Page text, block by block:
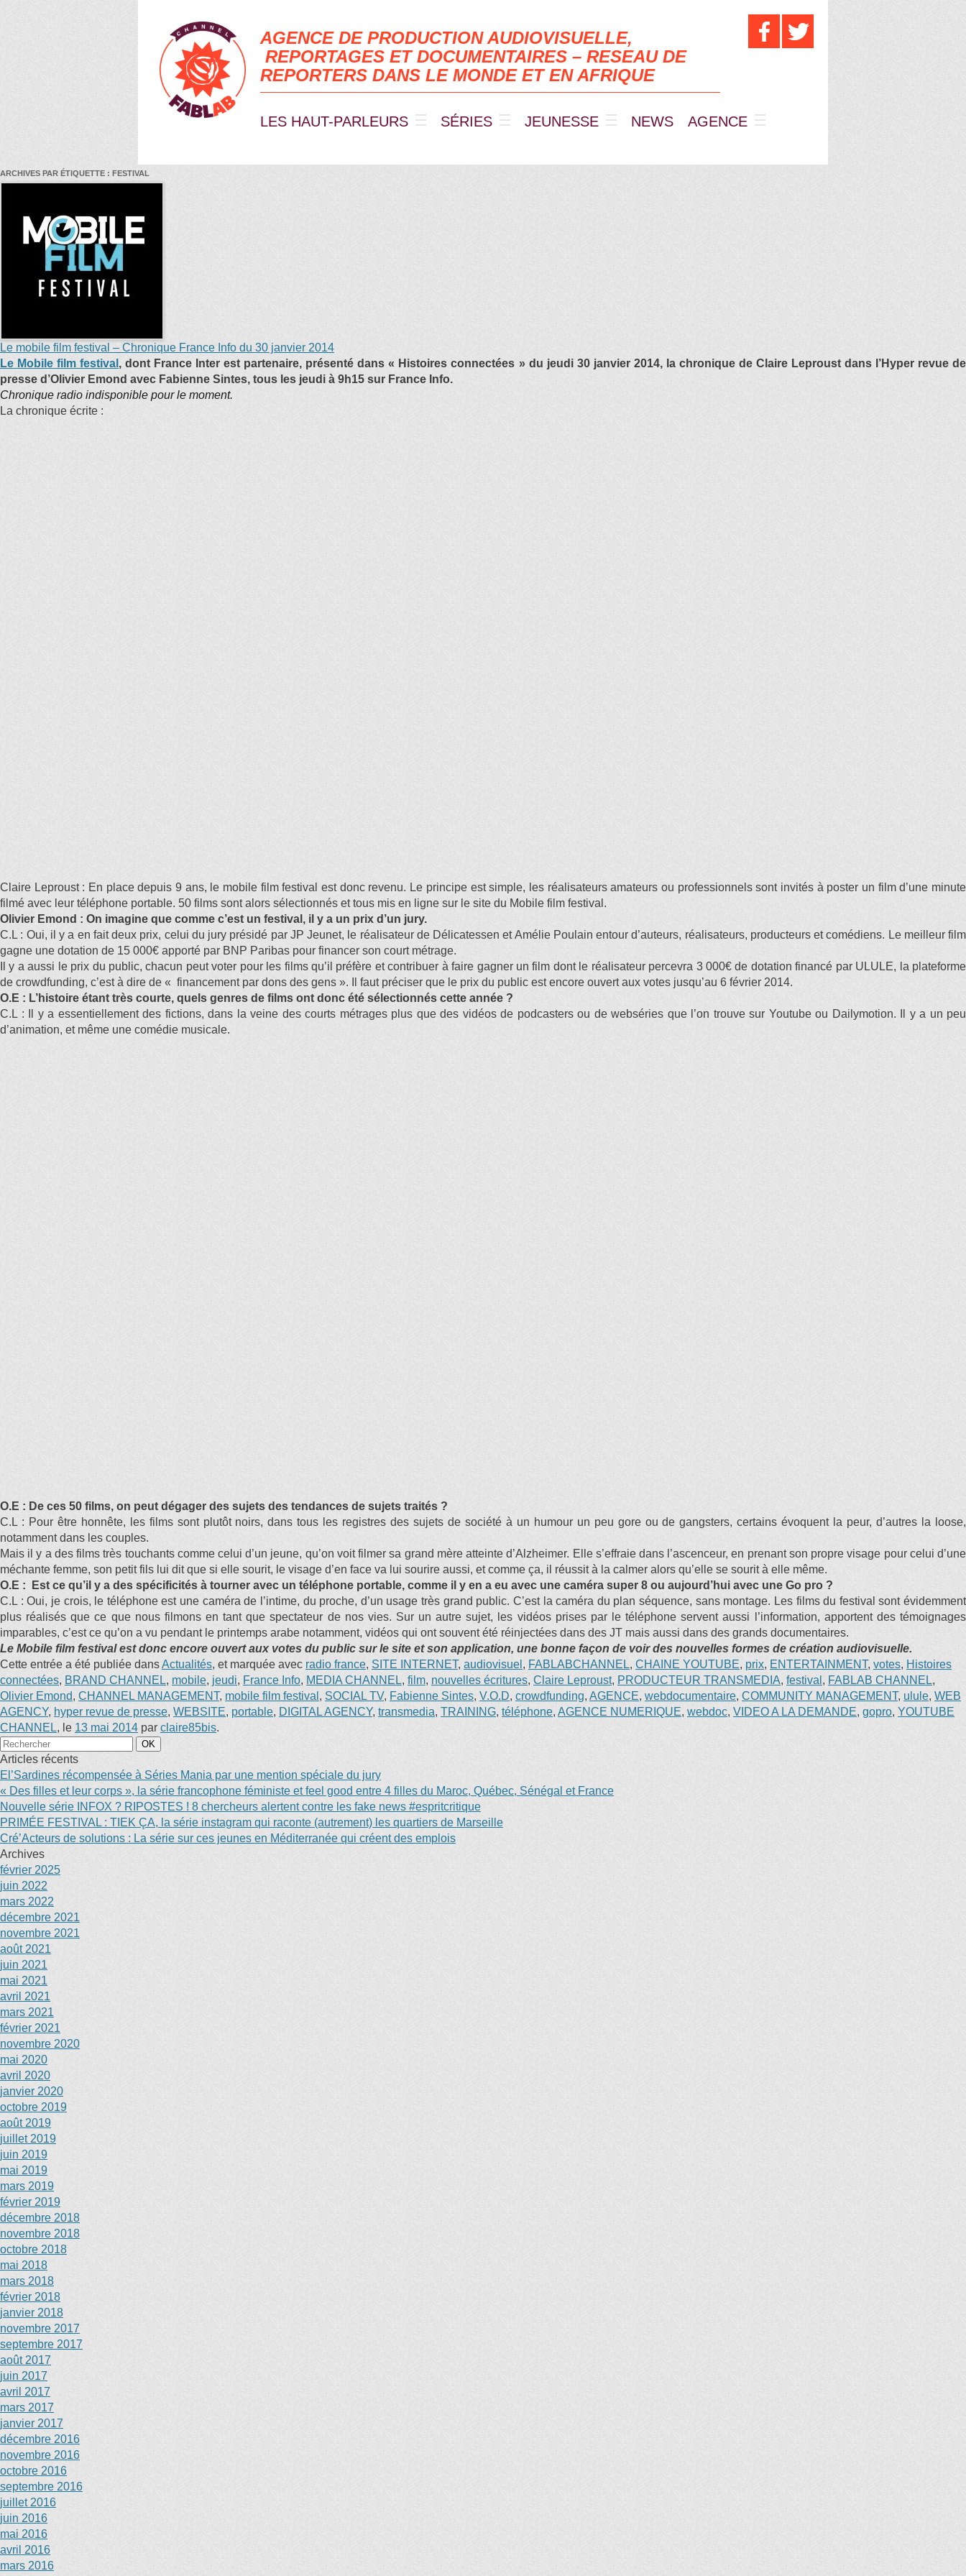
AGENCE DE PRODUCTION AUDIOVISUELLE,
REPORTAGES ET DOCUMENTAIRES – RESEAU DE
REPORTERS DANS LE MONDE ET EN AFRIQUE
LES HAUT-PARLEURS SÉRIES JEUNESSE NEWS AGENCE
ARCHIVES PAR ÉTIQUETTE : FESTIVAL
Le mobile film festival – Chronique France Info du 30 janvier 2014
Le Mobile film festival , dont France Inter est partenaire, présenté dans « Histoires connectées » du jeudi 30 janvier 2014, la chronique de Claire Leproust dans l’Hyper revue de
presse d’Olivier Emond avec Fabienne Sintes, tous les jeudi à 9h15 sur France Info.
Chronique radio indisponible pour le moment.
La chronique écrite :
Claire Leproust : En place depuis 9 ans, le mobile film festival est donc revenu. Le principe est simple, les réalisateurs amateurs ou professionnels sont invités à poster un film d’une minute
filmé avec leur téléphone portable. 50 films sont alors sélectionnés et tous mis en ligne sur le site du Mobile film festival.
Olivier Emond : On imagine que comme c’est un festival, il y a un prix d’un jury.
C.L : Oui, il y a en fait deux prix, celui du jury présidé par JP Jeunet, le réalisateur de Délicatessen et Amélie Poulain entour d’auteurs, réalisateurs, producteurs et comédiens. Le meilleur film
gagne une dotation de 15 000€ apporté par BNP Paribas pour financer son court métrage.
Il y a aussi le prix du public, chacun peut voter pour les films qu’il préfère et contribuer à faire gagner un film dont le réalisateur percevra 3 000€ de dotation financé par ULULE, la plateforme
de crowdfunding, c’est à dire de « financement par dons des gens ». Il faut préciser que le prix du public est encore ouvert aux votes jusqu’au 6 février 2014.
O.E : L’histoire étant très courte, quels genres de films ont donc été sélectionnés cette année ?
C.L : Il y a essentiellement des fictions, dans la veine des courts métrages plus que des vidéos de podcasters ou de webséries que l’on trouve sur Youtube ou Dailymotion. Il y a un peu
d’animation, et même une comédie musicale.
O.E : De ces 50 films, on peut dégager des sujets des tendances de sujets traités ?
C.L : Pour être honnête, les films sont plutôt noirs, dans tous les registres des sujets de société à un humour un peu gore ou de gangsters, certains évoquent la peur, d’autres la loose,
notamment dans les couples.
Mais il y a des films très touchants comme celui d’un jeune, qu’on voit filmer sa grand mère atteinte d’Alzheimer. Elle s’effraie dans l’ascenceur, en prenant son propre visage pour celui d’une
méchante femme, son petit fils lui dit que si elle sourit, le visage d’en face va lui sourire aussi, et comme ça, il réussit à la calmer alors qu’elle se sourit à elle même.
O.E : Est ce qu’il y a des spécificités à tourner avec un téléphone portable, comme il y en a eu avec une caméra super 8 ou aujourd’hui avec une Go pro ?
C.L : Oui, je crois, le téléphone est une caméra de l’intime, du proche, d’un usage très grand public. C’est la caméra du plan séquence, sans montage. Les films du festival sont évidemment
plus réalisés que ce que nous filmons en tant que spectateur de nos vies. Sur un autre sujet, les vidéos prises par le téléphone servent aussi l’information, apportent des témoignages
imparables, c’est ce qu’on a vu pendant le printemps arabe notamment, vidéos qui ont souvent été réinjectées dans des JT mais aussi dans des grands documentaires.
Le Mobile film festival est donc encore ouvert aux votes du public sur le site et son application, une bonne façon de voir des nouvelles formes de création audiovisuelle.
Cette entrée a été publiée dansActualités, et marquée avec radio france, SITE INTERNET, audiovisuel , FABLABCHANNEL, CHAINE YOUTUBE, prix, ENTERTAINMENT, votes, Histoires
connectées, BRAND CHANNEL, mobile, jeudi, France Info, MEDIA CHANNEL, film, nouvelles écritures, Claire Leproust, PRODUCTEUR TRANSMEDIA, festival , FABLAB CHANNEL,
Olivier Emond, CHANNEL MANAGEMENT, mobile film festival , SOCIAL TV, Fabienne Sintes, V.O.D, crowdfunding, AGENCE, webdocumentaire, COMMUNITY MANAGEMENT, ulule, WEB
AGENCY, hyper revue de presse, WEBSITE, portable, DIGITAL AGENCY, transmedia, TRAINING, téléphone, AGENCE NUMERIQUE, webdoc, VIDEO A LA DEMANDE, gopro, YOUTUBE
CHANNEL, le 13 mai 2014 par claire85bis.
Articles récents
El’Sardines récompensée à Séries Mania par une mention spéciale du jury
« Des filles et leur corps », la série francophone féministe et feel good entre 4 filles du Maroc, Québec, Sénégal et France
Nouvelle série INFOX ? RIPOSTES ! 8 chercheurs alertent contre les fake news #espritcritique
PRIMÉE FESTIVAL : TIEK ÇA, la série instagram qui raconte (autrement) les quartiers de Marseille
Cré’Acteurs de solutions : La série sur ces jeunes en Méditerranée qui créent des emplois
Archives
février 2025
juin 2022
mars 2022
décembre 2021
novembre 2021
août 2021
juin 2021
mai 2021
avril 2021
mars 2021
février 2021
novembre 2020
mai 2020
avril 2020
janvier 2020
octobre 2019
août 2019
juillet 2019
juin 2019
mai 2019
mars 2019
février 2019
décembre 2018
novembre 2018
octobre 2018
mai 2018
mars 2018
février 2018
janvier 2018
novembre 2017
septembre 2017
août 2017
juin 2017
avril 2017
mars 2017
janvier 2017
décembre 2016
novembre 2016
octobre 2016
septembre 2016
juillet 2016
juin 2016
mai 2016
avril 2016
mars 2016